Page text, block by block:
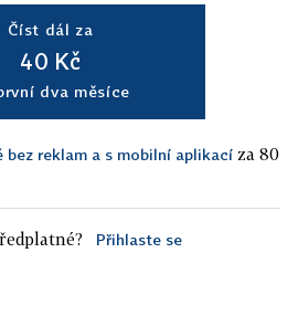
Číst dál za
40 Kč
dva měsíce
bez reklam a s mobilní aplikací za 80
Přihlaste se